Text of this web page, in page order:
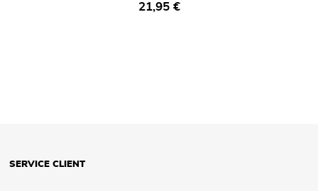
Prix ​​actuel
21,95 €
SERVICE CLIENT